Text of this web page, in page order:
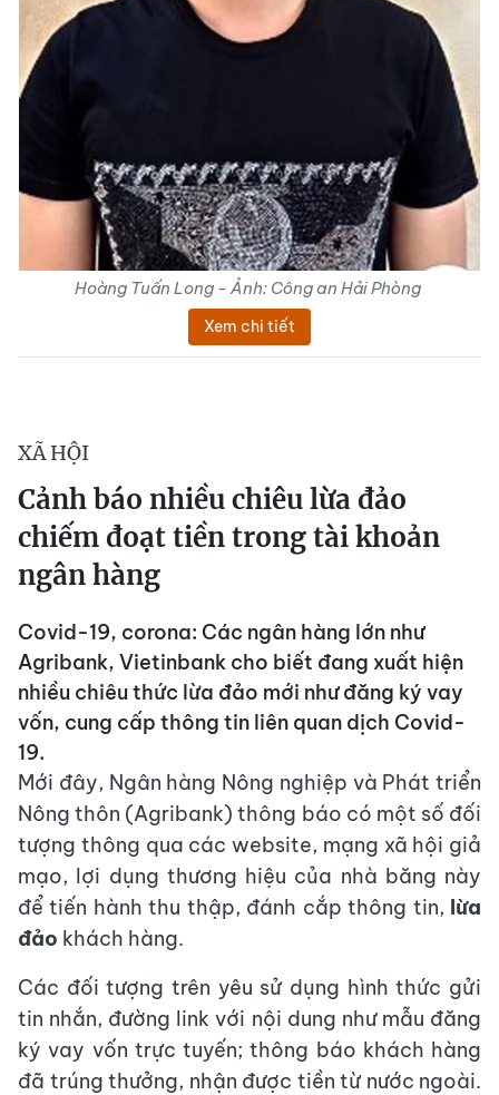
Hoàng Tuấn Long - Ảnh: Công an Hải Phòng
Xem chi tiết
XÃ HỘI
Cảnh báo nhiều chiêu lừa đảo
chiếm đoạt tiền trong tài khoản
ngân hàng
Covid-19, corona: Các ngân hàng lớn như
Agribank, Vietinbank cho biết đang xuất hiện
nhiều chiêu thức lừa đảo mới như đăng ký vay
vốn, cung cấp thông tin liên quan dịch Covid-
19.
Mới đây, Ngân hàng Nông nghiệp và Phát triển
Nông thôn (Agribank) thông báo có một số đối
tượng thông qua các website, mạng xã hội giả
mạo, lợi dụng thương hiệu của nhà băng này
để tiến hành thu thập, đánh cắp thông tin, lừa
đảo khách hàng.
Các đối tượng trên yêu sử dụng hình thức gửi
tin nhắn, đường link với nội dung như mẫu đăng
ký vay vốn trực tuyến; thông báo khách hàng
đã trúng thưởng, nhận được tiền từ nước ngoài.